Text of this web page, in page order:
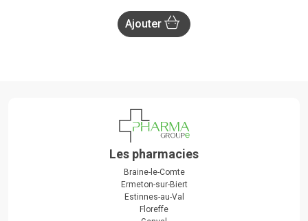
Ajouter
Les pharmacies
Braine-le-Comte
Ermeton-sur-Biert
Estinnes-au-Val
Floreffe